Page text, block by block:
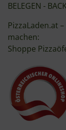
BELEGEN -
PizzaLaden.at
machen:
Shoppe